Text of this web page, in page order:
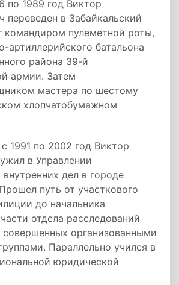
по 1989 год Виктор
переведен в Забайкальский
командиром пулеметной роты,
артиллерийского батальона
района 39-й
армии. Затем
мастера по шестому
хлопчатобумажном
1991 по 2002 год Виктор
в Управлении
дел в городе
путь от участкового
до начальника
отдела расследований
совершенных организованными
Параллельно учился в
юридической